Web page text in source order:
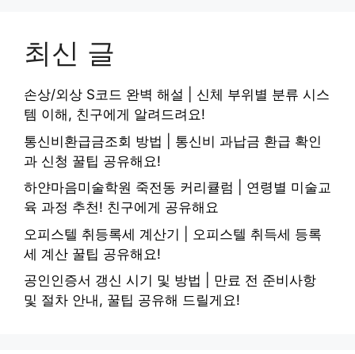
최신 글
손상/외상 S코드 완벽 해설 | 신체 부위별 분류 시스
템 이해, 친구에게 알려드려요!
통신비환급금조회 방법 | 통신비 과납금 환급 확인
과 신청 꿀팁 공유해요!
하얀마음미술학원 죽전동 커리큘럼 | 연령별 미술교
육 과정 추천! 친구에게 공유해요
오피스텔 취등록세 계산기 | 오피스텔 취득세 등록
세 계산 꿀팁 공유해요!
공인인증서 갱신 시기 및 방법 | 만료 전 준비사항
및 절차 안내, 꿀팁 공유해 드릴게요!